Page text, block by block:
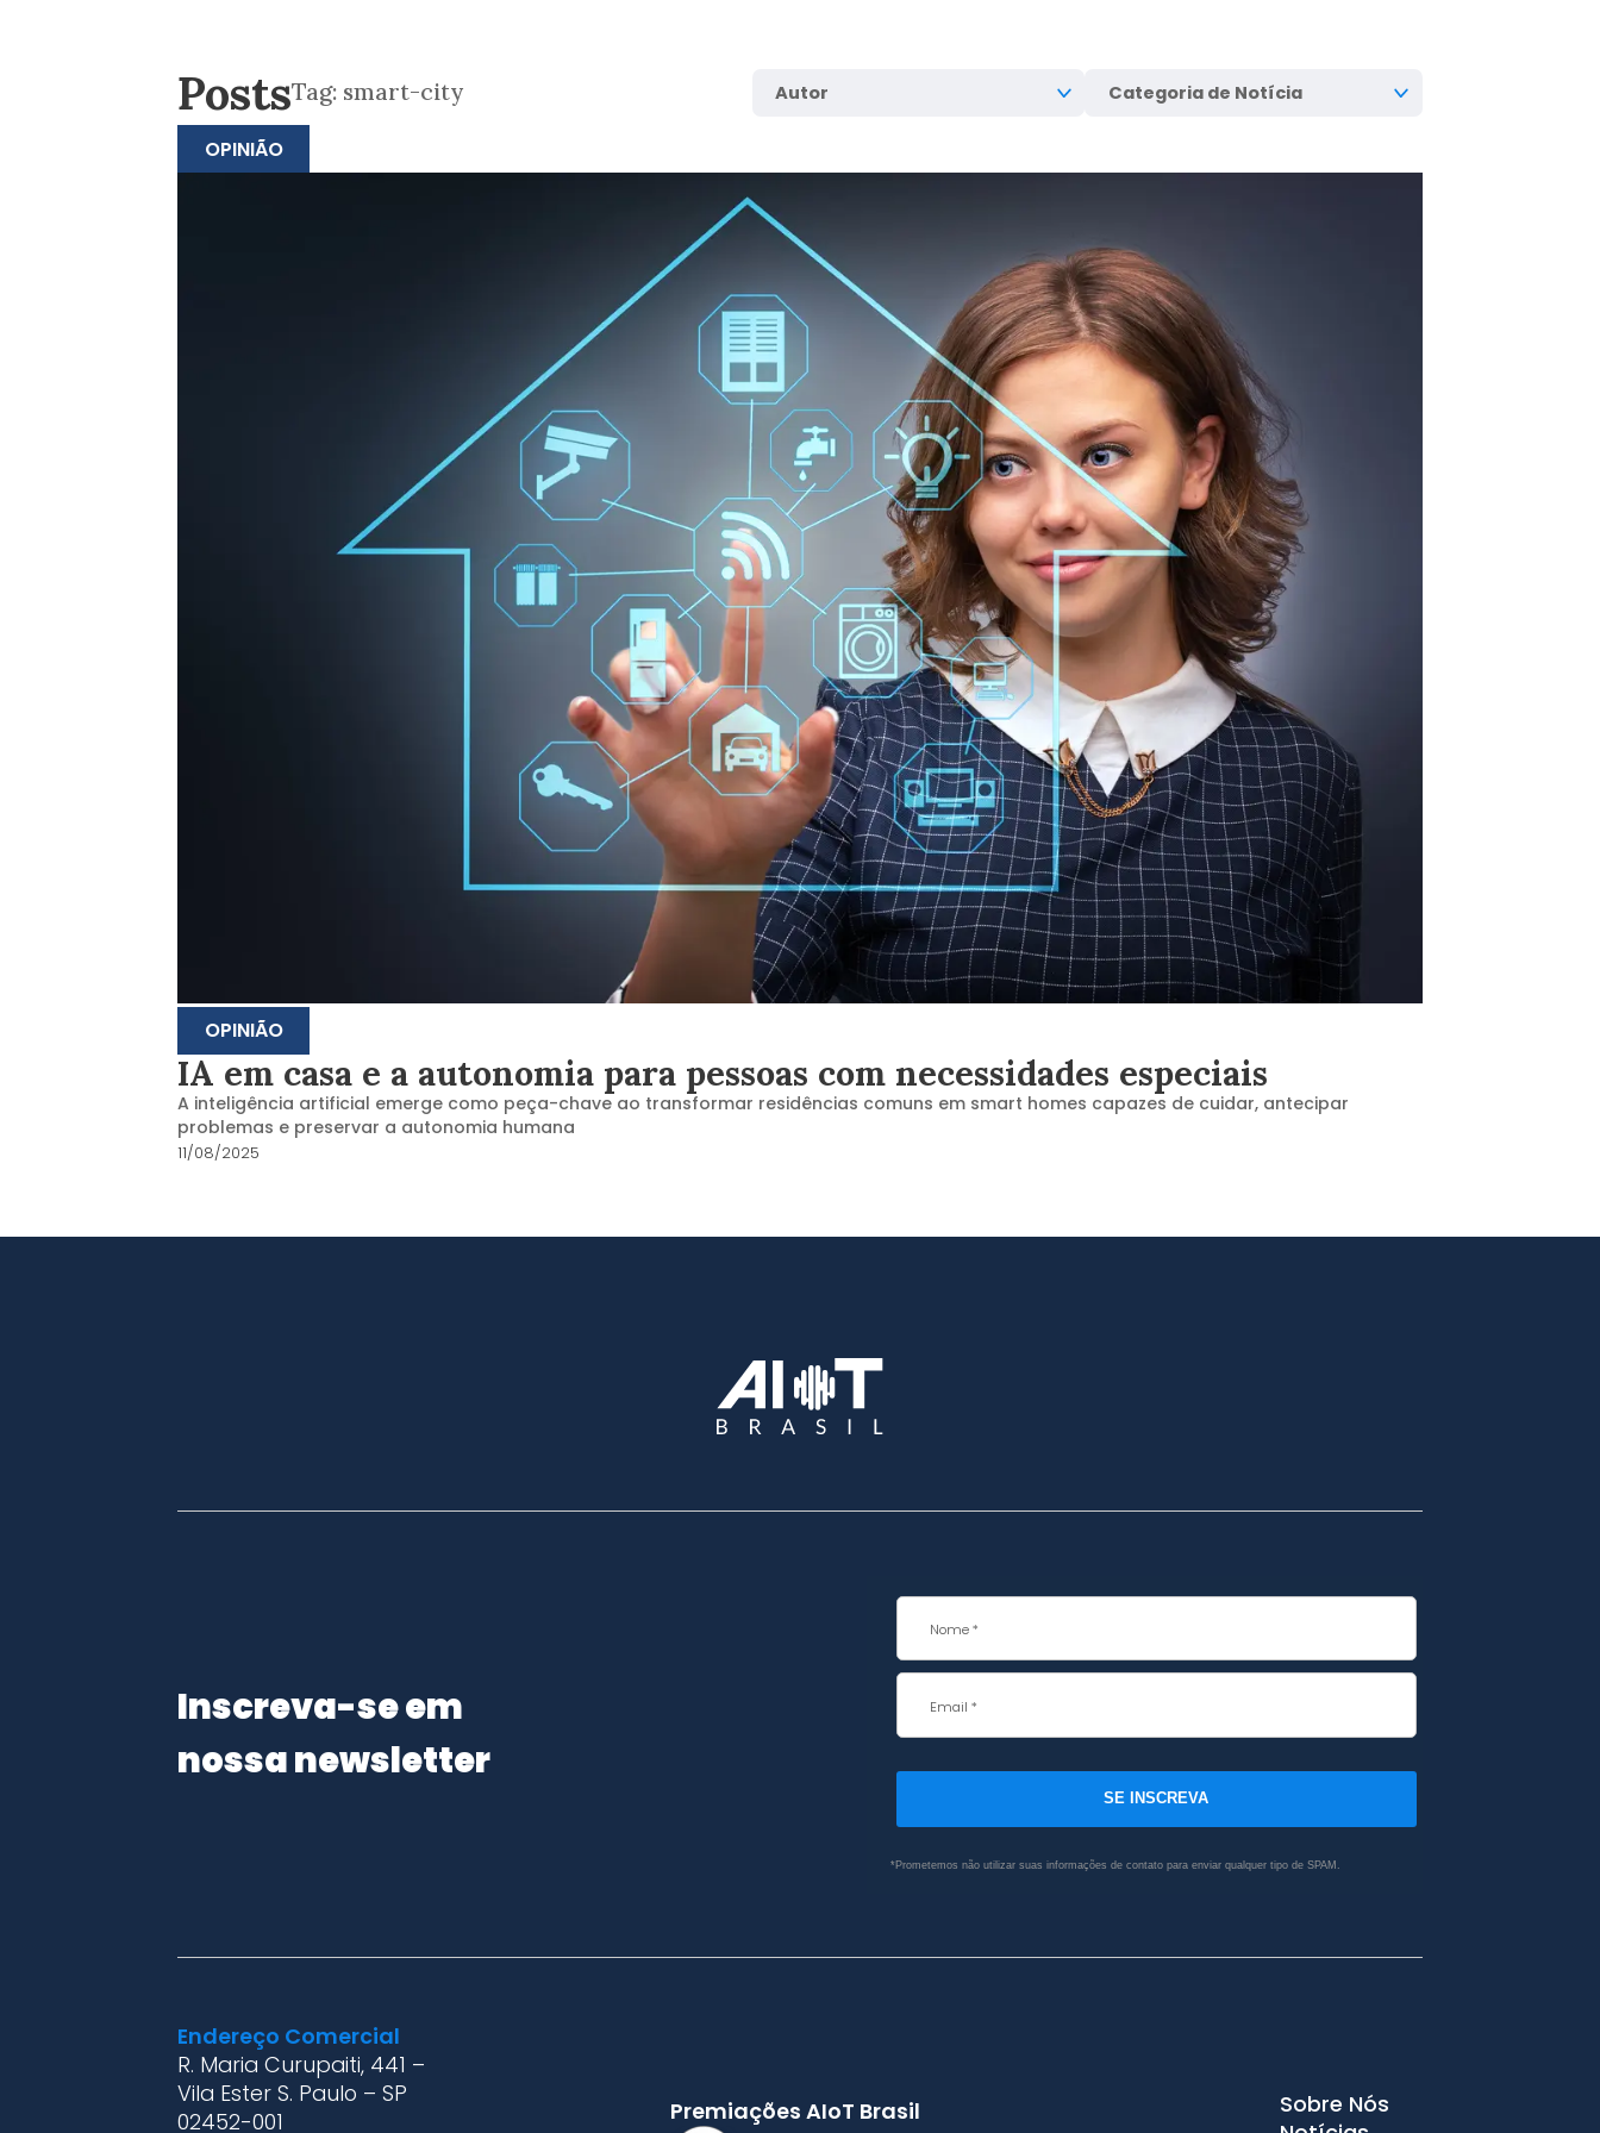
PostsTag: smart-city
OPINIÃO
OPINIÃO
IA em casa e a autonomia para pessoas com necessidades especiais
A inteligência artificial emerge como peça-chave ao transformar residências comuns em smart homes capazes de cuidar, antecipar
problemas e preservar a autonomia humana
11/08/2025
Inscreva-se em
nossa newsletter
SE INSCREVA
*Prometemos não utilizar suas informações de contato para enviar qualquer tipo de SPAM.
Endereço Comercial
R. Maria Curupaiti, 441 –
Vila Ester S. Paulo – SP
02452-001
Premiações AIoT Brasil
Sobre Nós